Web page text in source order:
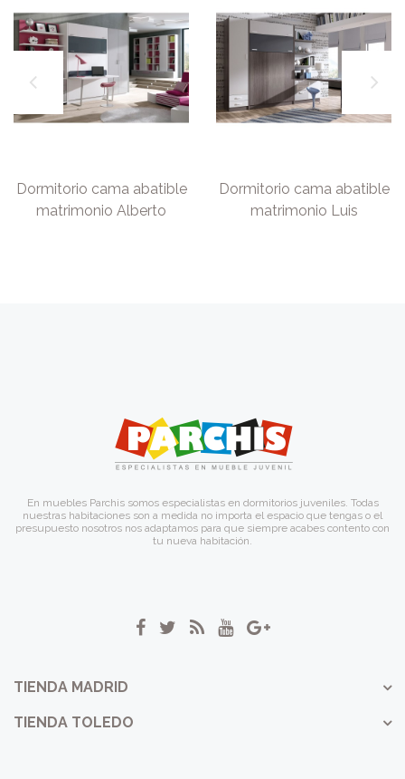
Dormitorio cama abatible
matrimonio Alberto
Dormitorio cama abatible
matrimonio Luis
En muebles Parchis somos especialistas en dormitorios juveniles. Todas
nuestras habitaciones son a medida no importa el espacio que tengas o el
presupuesto nosotros nos adaptamos para que siempre acabes contento con
tu nueva habitación.
TIENDA MADRID
TIENDA TOLEDO